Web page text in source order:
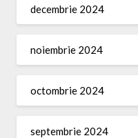
decembrie 2024
noiembrie 2024
octombrie 2024
septembrie 2024